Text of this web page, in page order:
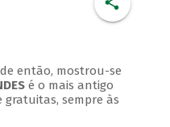
então, mostrou-se
é o mais antigo
sempre às